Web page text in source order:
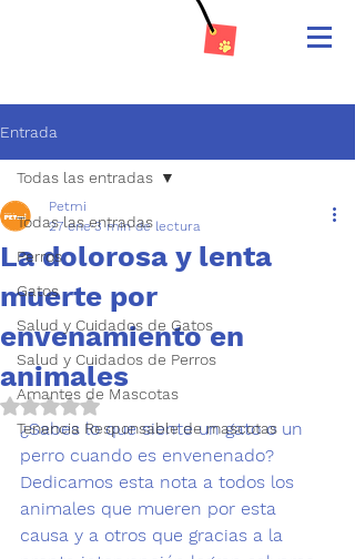
Entrada
Todas las entradas
Perros
Gatos
Salud y Cuidados de Gatos
Salud y Cuidados de Perros
Amantes de Mascotas
Tenencia Responsable de mascotas
Todas las entradas
La dolorosa y lenta
muerte por
envenamiento en
animales
Petmi
27 ene 3 min de lectura
Obtuvo NaN de 5 estrellas.
¿Sabes lo que siente un gato o un
perro cuando es envenenado?
Dedicamos esta nota a todos los
animales que mueren por esta
causa y a otros que gracias a la